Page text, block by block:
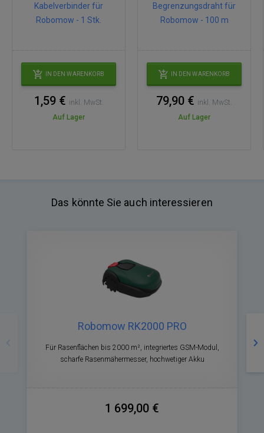
Kabelverbinder für
Robomow - 1 Stk.
IN DEN WARENKORB
1,59 € inkl. MwSt.
Auf Lager
Begrenzungsdraht für
Robomow - 100 m
IN DEN WARENKORB
79,90 € inkl. MwSt.
Auf Lager
Das könnte Sie auch interessieren
Robomow RK2000 PRO
Für Rasenflächen bis 2000 m², integriertes GSM-Modul,
scharfe Rasenmähermesser, hochwetiger Akku
1 699,00 €